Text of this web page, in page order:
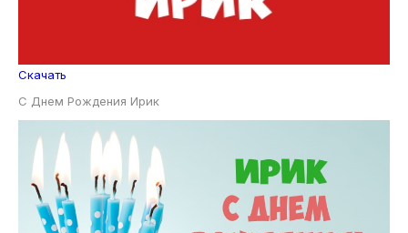
Скачать
С Днем Рождения Ирик